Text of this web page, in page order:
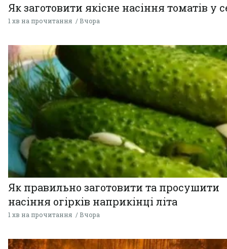
Як заготовити якісне насіння томатів у
1 хв на прочитання Вчора
Як правильно заготовити та просушити
насіння огірків наприкінці літа
1 хв на прочитання Вчора